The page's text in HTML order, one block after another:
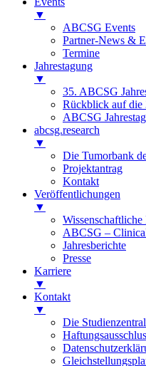
▼
ABCSG Events
Partner-News &
Termine
Jahrestagung
▼
35. ABCSG
Rückblick auf die
ABCSG
abcsg.research
▼
Die Tumorbank
Projektantrag
Kontakt
Veröffentlichungen
▼
ABCSG –
Jahresberichte
Presse
Karriere
▼
Kontakt
▼
Die